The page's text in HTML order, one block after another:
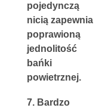
pojedynczą
nicią zapewnia
poprawioną
jednolitość
bańki
powietrznej.
7. Bardzo